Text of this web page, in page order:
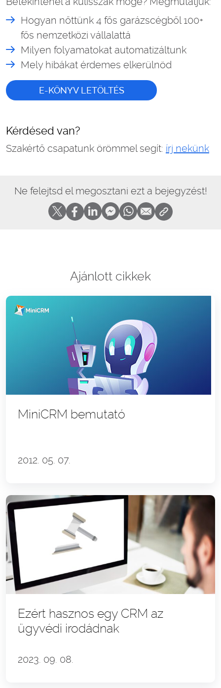
Hogyan nőttünk 4 fős garázscégből 100+
fős nemzetközi vállalattá
Milyen folyamatokat automatizáltunk
Mely hibákat érdemes elkerülnöd
E-KÖNYV LETÖLTÉS
Kérdésed van?
Szakértő csapatunk örömmel segít: írj nekünk
Ne felejtsd el megosztani ezt a bejegyzést!
Ajánlott cikkek
MiniCRM bemutató
2012. 05. 07.
Ezért hasznos egy CRM az
ügyvédi irodádnak
2023. 09. 08.